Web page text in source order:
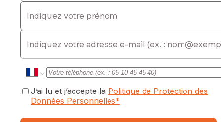
Indiquez votre prénom
E-mail
J’ai lu et j’accepte la Politique de Protection des
Données Personnelles*